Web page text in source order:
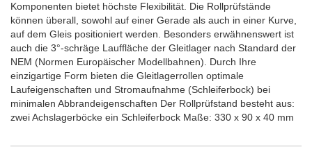
Komponenten bietet höchste Flexibilität. Die Rollprüfstände
können überall, sowohl auf einer Gerade als auch in einer Kurve,
auf dem Gleis positioniert werden. Besonders erwähnenswert ist
auch die 3°-schräge Lauffläche der Gleitlager nach Standard der
NEM (Normen Europäischer Modellbahnen). Durch Ihre
einzigartige Form bieten die Gleitlagerrollen optimale
Laufeigenschaften und Stromaufnahme (Schleiferbock) bei
minimalen Abbrandeigenschaften Der Rollprüfstand besteht aus:
zwei Achslagerböcke ein Schleiferbock Maße: 330 x 90 x 40 mm